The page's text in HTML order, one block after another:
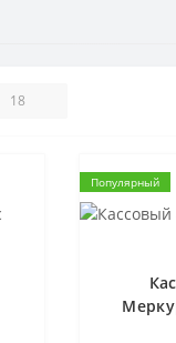
Популярный